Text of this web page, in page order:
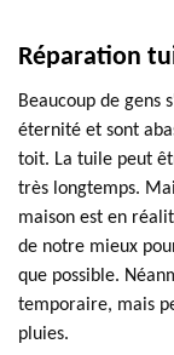
Réparation
Beaucoup de gens
éternité et sont
toit. La tuile peut
très longtemps.
maison est en
de notre mieux
que possible.
temporaire, mais
pluies.